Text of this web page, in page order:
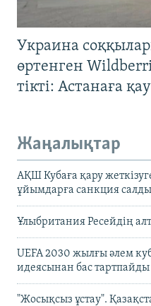
Украина
өртенген
тікті: Астанаға
Жаңалықтар
АҚШ Кубаға қару
ұйымдарға санкция салды
Ұлыбритания Ресейдің
UEFA 2030 жылғы әлем
идеясынан бас тартпайды
"Жосықсыз ұстау".